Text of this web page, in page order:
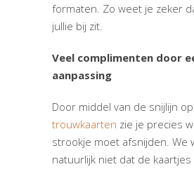
formaten. Zo weet je zeker
jullie bij zit.
Veel complimenten door
aanpassing
Door middel van de snijlijn
trouwkaarten zie je precies
strookje moet afsnijden. We
natuurlijk niet dat de kaartjes